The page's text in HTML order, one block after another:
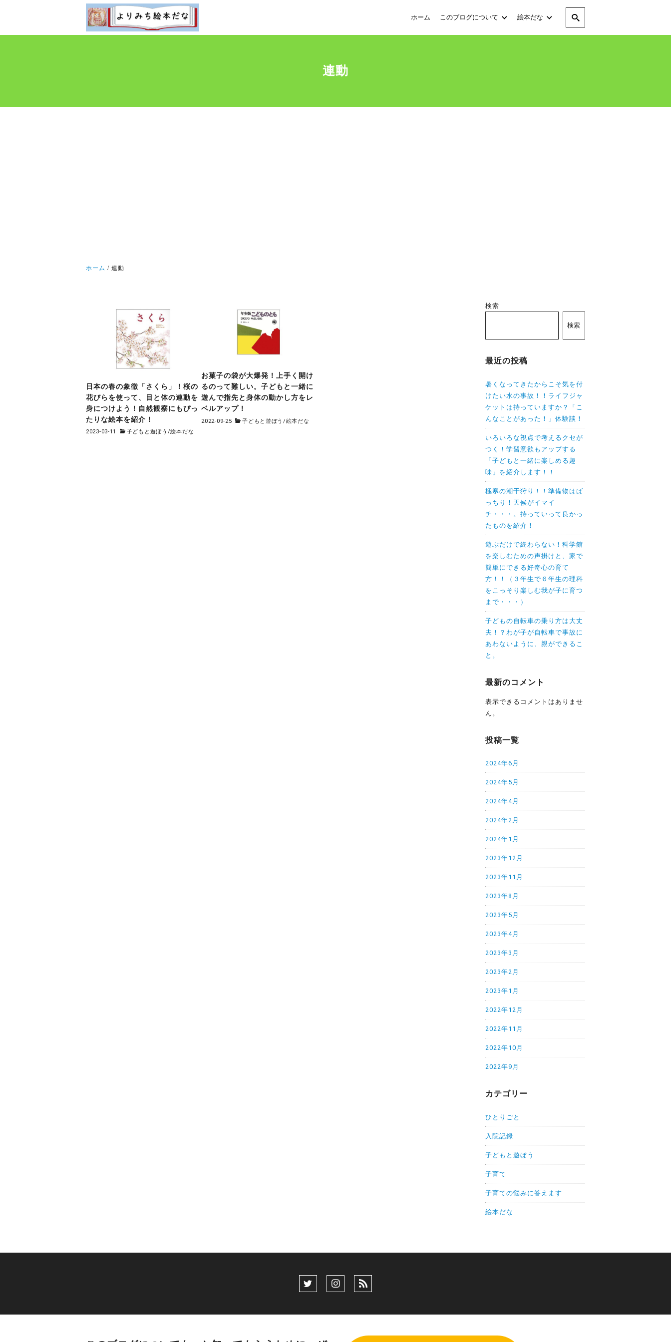
ホーム このブログについて 絵本だな
連動
ホーム 連動
日本の春の象徴「さくら」！桜の
花びらを使って、目と体の連動を
身につけよう！自然観察にもぴっ
たりな絵本を紹介！
2023-03-11 子どもと遊ぼう /絵本だな
お菓子の袋が大爆発！上手く開け
るのって難しい。子どもと一緒に
遊んで指先と身体の動かし方をレ
ベルアップ！
2022-09-25 子どもと遊ぼう/絵本だな
検索
検索
最近の投稿
暑くなってきたからこそ気を付
けたい水の事故！！ライフジャ
ケットは持っていますか？「こ
んなことがあった！」体験談！
いろいろな視点で考えるクセが
つく！学習意欲もアップする
「子どもと一緒に楽しめる趣
味」を紹介します！！
極寒の潮干狩り！！準備物はば
っちり！天候がイマイ
チ・・・。持っていって良かっ
たものを紹介！
遊ぶだけで終わらない！科学館
を楽しむための声掛けと、家で
簡単にできる好奇心の育て
方！！（３年生で６年生の理科
をこっそり楽しむ我が子に育つ
まで・・・）
子どもの自転車の乗り方は大丈
夫！？わが子が自転車で事故に
あわないように、親ができるこ
と。
最新のコメント
表示できるコメントはありませ
ん。
投稿一覧
2024年6月
2024年5月
2024年4月
2024年2月
2024年1月
2023年12月
2023年11月
2023年8月
2023年5月
2023年4月
2023年3月
2023年2月
2023年1月
2022年12月
2022年11月
2022年10月
2022年9月
カテゴリー
ひとりごと
入院記録
子どもと遊ぼう
子育て
子育ての悩みに答えます
絵本だな